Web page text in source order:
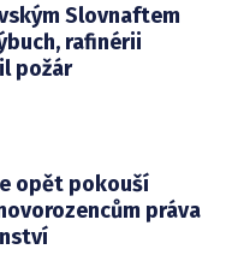
Slovnaftem
rafinérii
požár
opět pokouší
práva